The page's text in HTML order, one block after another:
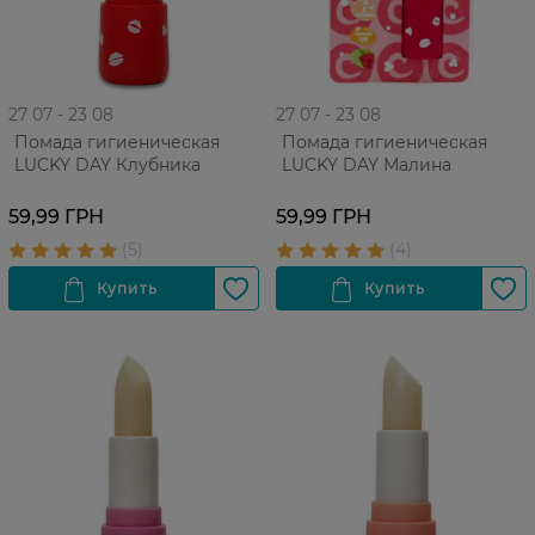
27 07 - 23 08
Помада гигиеническая
LUCKY DAY Клубника
59,99 ГРН
27 07 - 23 08
Помада гигиеническая
LUCKY DAY Малина
59,99 ГРН